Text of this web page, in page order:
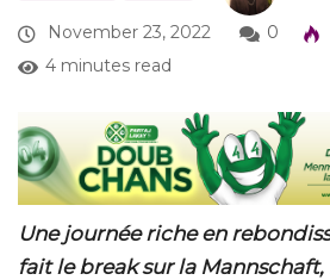
November 23, 2022 0
4 minutes read
Une journée riche en
fait le break sur la Mannschaft,